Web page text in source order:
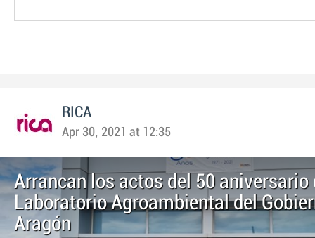
RICA
Apr 30, 2021 at 12:35
Arrancan los actos del 50 aniversario
Laboratorio Agroambiental del
Aragón